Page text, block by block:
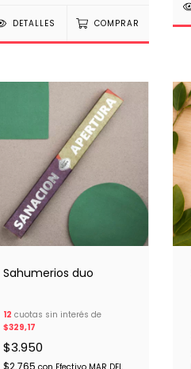
DETALLES COMPRAR
Sahumerios duo
12 cuotas sin interés de
$329,17
$3.950